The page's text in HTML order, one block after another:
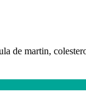
de martin,